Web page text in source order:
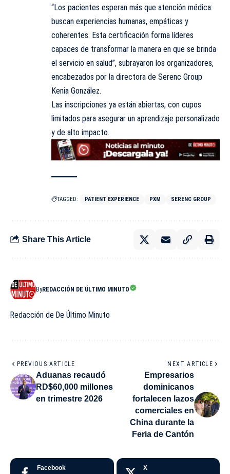
“Los pacientes esperan más que atención médica:
buscan experiencias humanas, empáticas y
coherentes. Esta certificación forma líderes
capaces de transformar la manera en que se brinda
el servicio en salud”, subrayaron los organizadores,
encabezados por la directora de Serenc Group
Kenia González.
Las inscripciones ya están abiertas, con cupos
limitados para asegurar un aprendizaje personalizado
y de alto impacto.
TAGGED: PATIENT EXPERIENCE PXM SERENC GROUP
Share This Article
ByREDACCIÓN DE ÚLTIMO MINUTO
Redacción de De Último Minuto
PREVIOUS ARTICLE
Aduanas recaudó
RD$60,000 millones
en trimestre 2026
NEXT ARTICLE
Empresarios
dominicanos
fortalecen lazos
comerciales en
China durante la
Feria de Cantón
Facebook X